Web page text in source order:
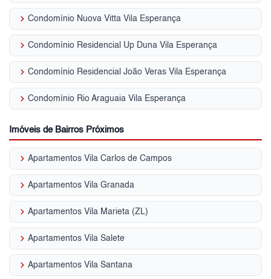
keyboard_arrow_right Condomínio Nuova Vitta Vila Esperança
keyboard_arrow_right Condomínio Residencial Up Duna Vila Esperança
keyboard_arrow_right Condomínio Residencial João Veras Vila Esperança
keyboard_arrow_right Condomínio Rio Araguaia Vila Esperança
Imóveis de Bairros Próximos
keyboard_arrow_right Apartamentos Vila Carlos de Campos
keyboard_arrow_right Apartamentos Vila Granada
keyboard_arrow_right Apartamentos Vila Marieta (ZL)
keyboard_arrow_right Apartamentos Vila Salete
keyboard_arrow_right Apartamentos Vila Santana